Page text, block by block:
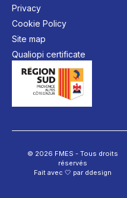
Privacy
Cookie Policy
Site map
Qualiopi certificate
© 2026 FMES - Tous droits
réservés
Fait avec 🤍 par ddesign